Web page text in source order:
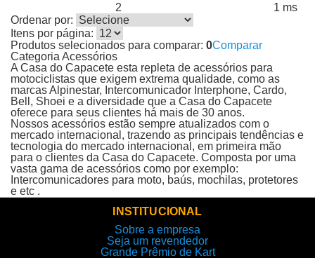
2
1 ms
Ordenar por:
Itens por página:
Produtos selecionados para comparar: 0Comparar
Categoria Acessórios
A Casa do Capacete esta repleta de acessórios para
motociclistas que exigem extrema qualidade, como as
marcas Alpinestar, Intercomunicador Interphone, Cardo,
Bell, Shoei e a diversidade que a Casa do Capacete
oferece para seus clientes há mais de 30 anos.
Nossos acessórios estão sempre atualizados com o
mercado internacional, trazendo as principais tendências e
tecnologia do mercado internacional, em primeira mão
para o clientes da Casa do Capacete. Composta por uma
vasta gama de acessórios como por exemplo:
Intercomunicadores para moto, baús, mochilas, protetores
e etc .
INSTITUCIONAL
Sobre a empresa
Seja um revendedor
Grande Prêmio de Kart